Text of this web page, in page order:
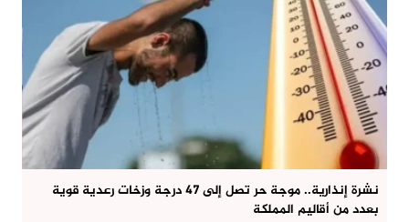
نشرة إنذارية.. موجة حر تصل إلى 47 درجة وزخات رعدية قوية
بعدد من أقاليم المملكة